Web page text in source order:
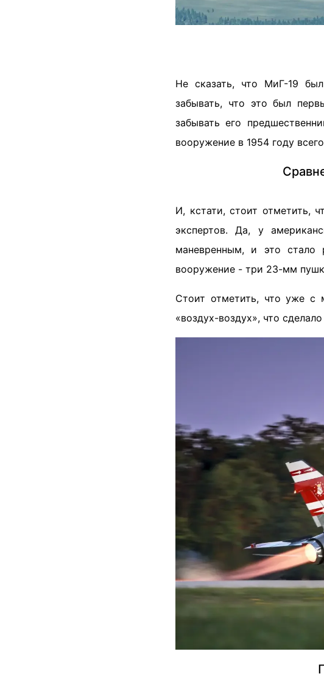
Не сказать, что МиГ-19
забывать, что это был
забывать его
вооружение в 1954 году
И, кстати, стоит отметить,
экспертов. Да, у
маневренным, и это
вооружение - три 23-мм
Стоит отметить, что уже с
«воздух-воздух», что